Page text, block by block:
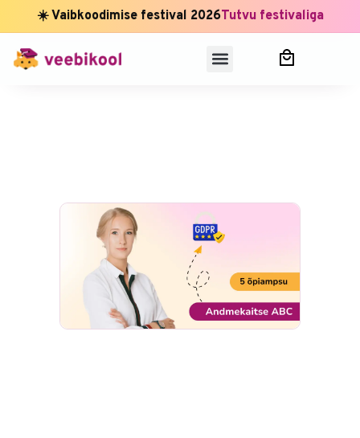
☀️ Vaibkoodimise festival 2026Tutvu festivaliga